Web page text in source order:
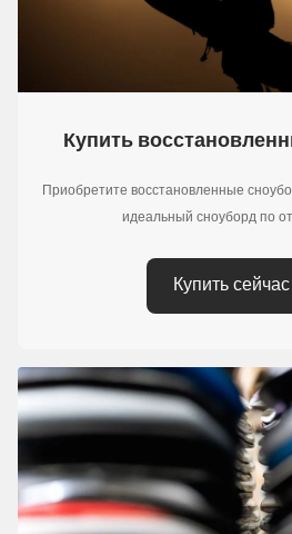
Купить
Приобретите восстановленные
идеальный сноуборд по
Купить сейчас